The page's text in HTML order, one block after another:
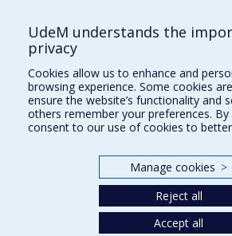
Plan du site
Accessibilité
Gabarits et image de marque
Agenda FMV & calendrier académique
La Faculté de médecine vétérinaire de
UdeM understands the
privacy
Cookies allow us to enhance and
browsing experience. Some cookies
ensure the website’s functionality and
others remember your preferences. By
consent to our use of cookies to
Manage cookies >
Reject all
Accept all